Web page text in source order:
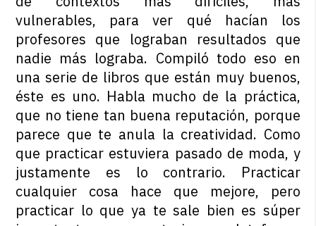
vulnerables, para ver qué hacían los
profesores que lograban resultados que
nadie más lograba. Compiló todo eso en
una serie de libros que están muy buenos,
éste es uno. Habla mucho de la práctica,
que no tiene tan buena reputación, porque
parece que te anula la creatividad. Como
que practicar estuviera pasado de moda, y
justamente es lo contrario. Practicar
cualquier cosa hace que mejore, pero
practicar lo que ya te sale bien es súper